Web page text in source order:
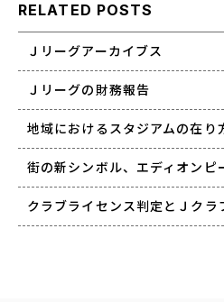
RELATED POSTS
Ｊリーグアーカイブス
Ｊリーグの財務報告
地域におけるスタジアムの在り
街の新シンボル、エディオンピ
クラブライセンス判定とＪクラ